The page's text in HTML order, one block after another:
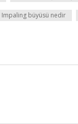
Impaling büyüsü nedir